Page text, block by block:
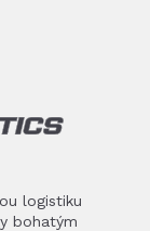
logistiku
bohatým